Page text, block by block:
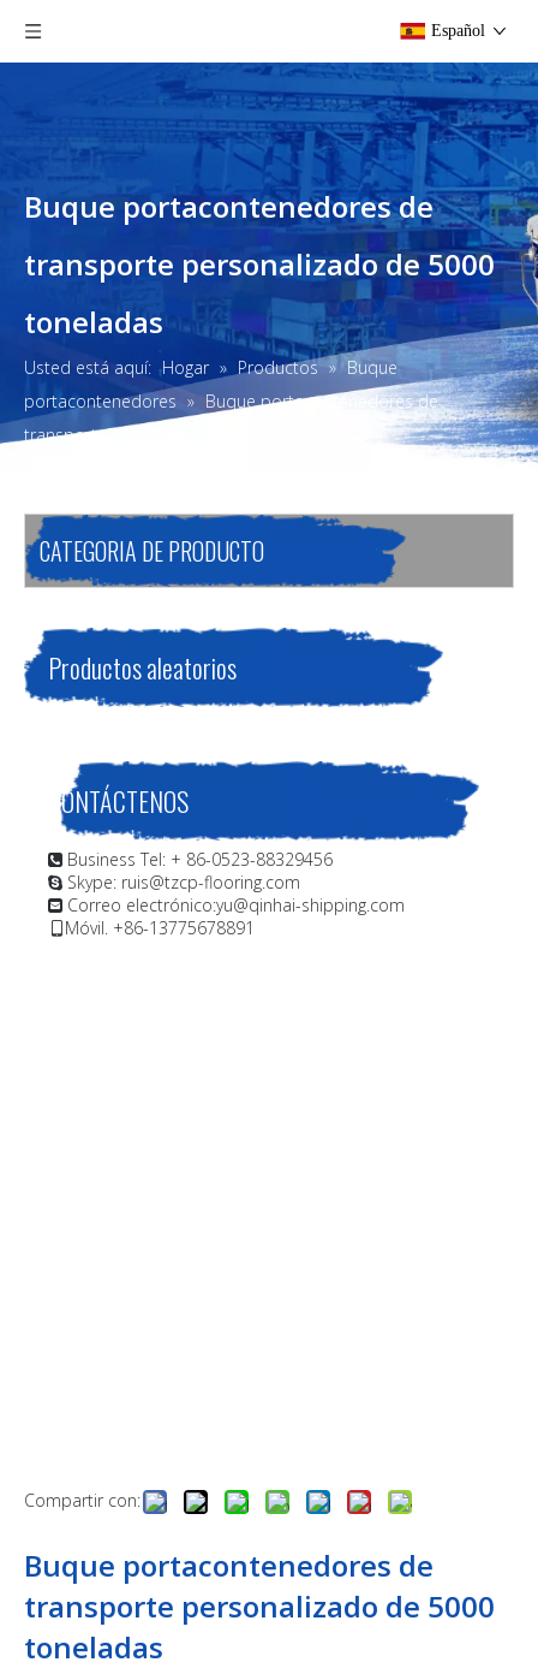
Español
Buque portacontenedores de
transporte personalizado de 5000
toneladas
Usted está aquí: Hogar » Productos » Buque
portacontenedores » Buque portacontenedores de
transporte personalizado de 5000 toneladas
CATEGORIA DE PRODUCTO
Productos aleatorios
CONTÁCTENOS
 Business Tel: + 86-0523-88329456
 Skype: ruis@tzcp-flooring.com
 Correo electrónico:yu@qinhai-shipping.com
Móvil. +86-13775678891
Compartir con:
Buque portacontenedores de
transporte personalizado de 5000
toneladas